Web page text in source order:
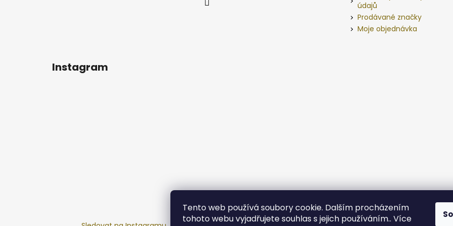
Tento web používá soubory cookie. Dalším procházením
tohoto webu vyjadřujete souhlas s jejich používáním.. Více
údajů
Prodávané značky
Moje objednávka
Instagram